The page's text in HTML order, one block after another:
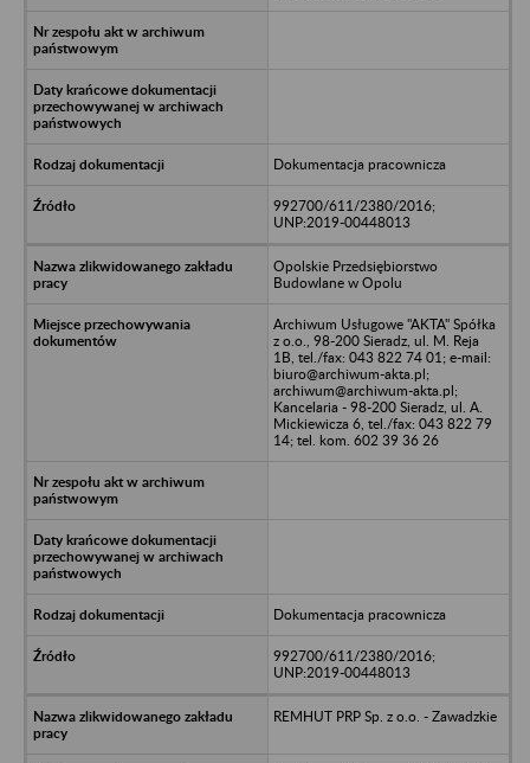
Dokumentacja pracownicza
992700/611/2380/2016;
UNP:2019-00448013
Opolskie Przedsiębiorstwo
Budowlane w Opolu
Archiwum Usługowe "AKTA" Spółka
z o.o., 98-200 Sieradz, ul. M. Reja
1B, tel./fax: 043 822 74 01; e-mail:
biuro@archiwum-akta.pl;
archiwum@archiwum-akta.pl;
Kancelaria - 98-200 Sieradz, ul. A.
Mickiewicza 6, tel./fax: 043 822 79
14; tel. kom. 602 39 36 26
Dokumentacja pracownicza
992700/611/2380/2016;
UNP:2019-00448013
REMHUT PRP Sp. z o.o. - Zawadzkie